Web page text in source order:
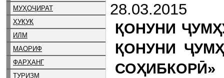
МУҲОҶИРАТ
ҲУҚУҚ
ИЛМ
МАОРИФ
ФАРҲАНГ
ТУРИЗМ
28.03.2015
ҚОНУНИ
ҚОНУНИ
СОҲИБКОРӢ»